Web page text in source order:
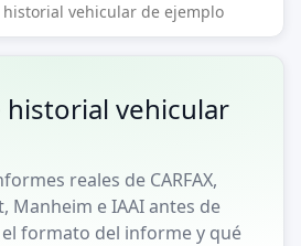
vehicular de ejemplo
vehicular
reales de CARFAX,
Manheim e IAAI antes de
el formato del informe y qué